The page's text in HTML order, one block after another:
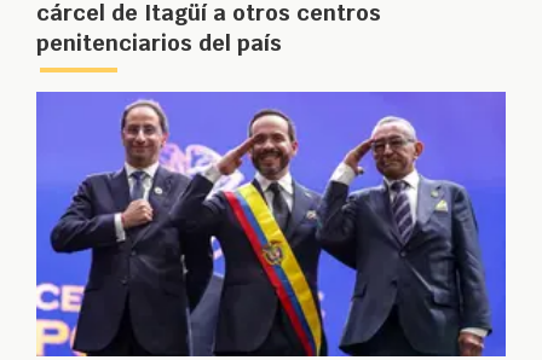
cárcel de Itagüí a otros centros
penitenciarios del país